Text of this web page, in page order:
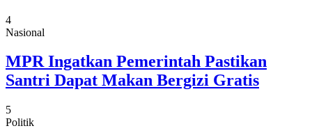
4
Nasional
MPR Ingatkan Pemerintah Pastikan
Santri Dapat Makan Bergizi Gratis
5
Politik